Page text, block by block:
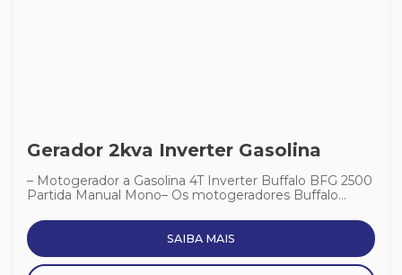
Gerador 2kva Inverter Gasolina
– Motogerador a Gasolina 4T Inverter Buffalo BFG 2500
Partida Manual Mono– Os motogeradores Buffalo...
SAIBA MAIS